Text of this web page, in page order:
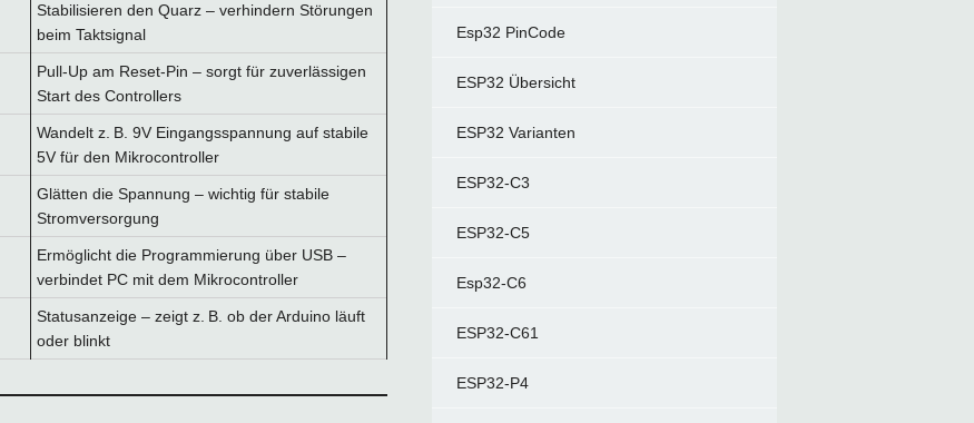
Stabilisieren den Quarz – verhindern Störungen
beim Taktsignal
Pull-Up am Reset-Pin – sorgt für zuverlässigen
Start des Controllers
Wandelt z. B. 9V Eingangsspannung auf stabile
5V für den Mikrocontroller
Glätten die Spannung – wichtig für stabile
Stromversorgung
Ermöglicht die Programmierung über USB –
verbindet PC mit dem Mikrocontroller
Statusanzeige – zeigt z. B. ob der Arduino läuft
oder blinkt
Esp32 PinCode
ESP32 Übersicht
ESP32 Varianten
ESP32-C3
ESP32-C5
Esp32-C6
ESP32-C61
ESP32-P4